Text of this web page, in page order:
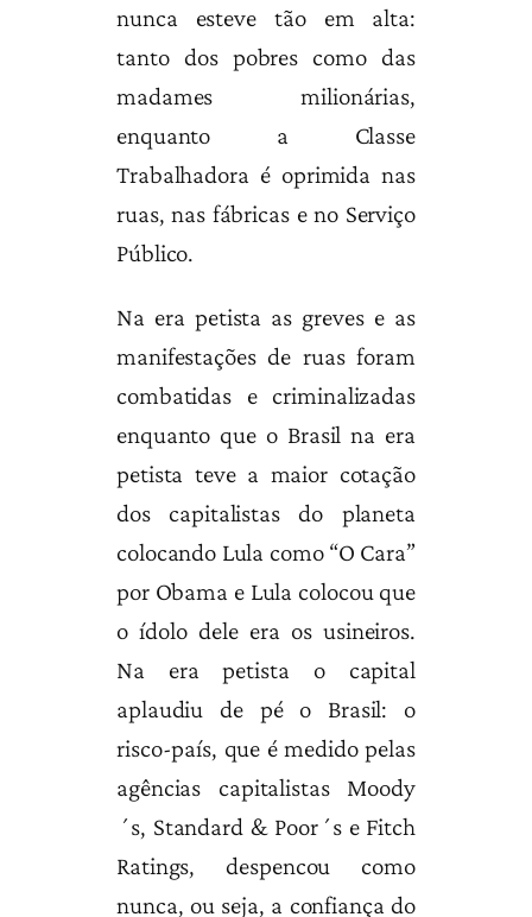
nunca esteve tão em alta:
tanto dos pobres como das
madames milionárias,
enquanto a Classe
Trabalhadora é oprimida nas
ruas, nas fábricas e no Serviço
Público.
Na era petista as greves e as
manifestações de ruas foram
combatidas e criminalizadas
enquanto que o Brasil na era
petista teve a maior cotação
dos capitalistas do planeta
colocando Lula como “O Cara”
por Obama e Lula colocou que
o ídolo dele era os usineiros.
Na era petista o capital
aplaudiu de pé o Brasil: o
risco-país, que é medido pelas
agências capitalistas Moody
´s, Standard & Poor´s e Fitch
Ratings, despencou como
nunca, ou seja, a confiança do